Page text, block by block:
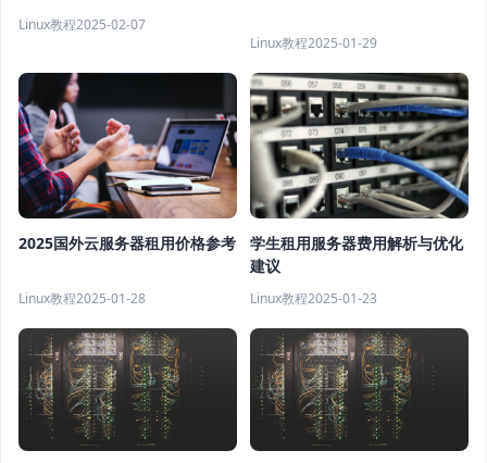
Linux教程2025-02-07
Linux教程2025-01-29
2025国外云服务器租用价格参考
Linux教程2025-01-28
学生租用服务器费用解析与优化
建议
Linux教程2025-01-23